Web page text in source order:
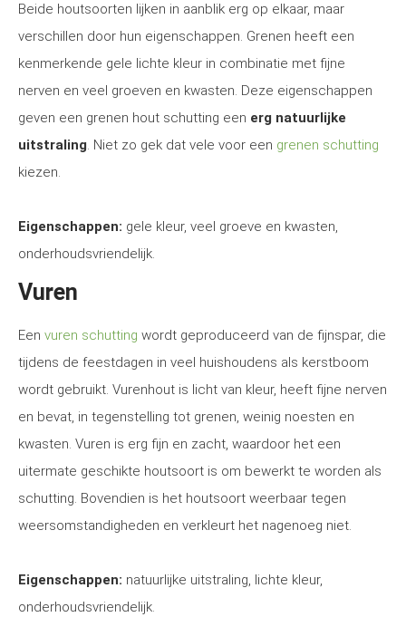
Beide houtsoorten lijken in aanblik erg op elkaar, maar
verschillen door hun eigenschappen. Grenen heeft een
kenmerkende gele lichte kleur in combinatie met fijne
nerven en veel groeven en kwasten. Deze eigenschappen
geven een grenen hout schutting een erg natuurlijke
uitstraling. Niet zo gek dat vele voor een grenen schutting
kiezen.
Eigenschappen: gele kleur, veel groeve en kwasten,
onderhoudsvriendelijk.
Vuren
Een vuren schutting wordt geproduceerd van de fijnspar, die
tijdens de feestdagen in veel huishoudens als kerstboom
wordt gebruikt. Vurenhout is licht van kleur, heeft fijne nerven
en bevat, in tegenstelling tot grenen, weinig noesten en
kwasten. Vuren is erg fijn en zacht, waardoor het een
uitermate geschikte houtsoort is om bewerkt te worden als
schutting. Bovendien is het houtsoort weerbaar tegen
weersomstandigheden en verkleurt het nagenoeg niet.
Eigenschappen: natuurlijke uitstraling, lichte kleur,
onderhoudsvriendelijk.